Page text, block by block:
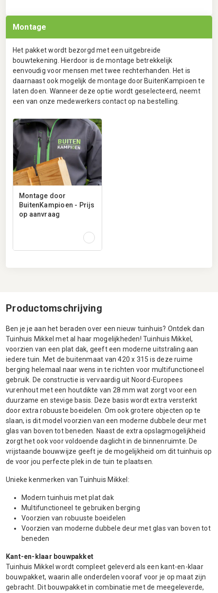
Montage
Het pakket wordt bezorgd met een uitgebreide
bouwtekening. Hierdoor is de montage betrekkelijk
eenvoudig voor mensen met twee rechterhanden. Het is
daarnaast ook mogelijk de montage door BuitenKampioen te
laten doen. Wanneer deze optie wordt geselecteerd, neemt
een van onze medewerkers contact op na bestelling.
Montage door
BuitenKampioen - Prijs
op aanvraag
Productomschrijving
Ben je je aan het beraden over een nieuw tuinhuis? Ontdek dan
Tuinhuis Mikkel met al haar mogelijkheden! Tuinhuis Mikkel,
voorzien van een plat dak, geeft een moderne uitstraling aan
iedere tuin. Met de buitenmaat van 420 x 315 is deze ruime
berging helemaal naar wens in te richten voor multifunctioneel
gebruik. De constructie is vervaardig uit Noord-Europees
vurenhout met een houtdikte van 28 mm wat zorgt voor een
duurzame en stevige basis. Deze basis wordt extra versterkt
door extra robuuste boeidelen. Om ook grotere objecten op te
slaan, is dit model voorzien van een moderne dubbele deur met
glas van boven tot beneden. Naast de extra opslagmogelijkheid
zorgt het ook voor voldoende daglicht in de binnenruimte. De
vrijstaande bouwwijze geeft je de mogelijkheid om dit tuinhuis op
de voor jou perfecte plek in de tuin te plaatsen.
Unieke kenmerken van Tuinhuis Mikkel:
Modern tuinhuis met plat dak
Multifunctioneel te gebruiken berging
Voorzien van robuuste boeidelen
Voorzien van moderne dubbele deur met glas van boven tot
beneden
Kant-en-klaar bouwpakket
Tuinhuis Mikkel wordt compleet geleverd als een kant-en-klaar
bouwpakket, waarin alle onderdelen vooraf voor je op maat zijn
gebracht. Dit bouwpakket in combinatie met de meegeleverde,